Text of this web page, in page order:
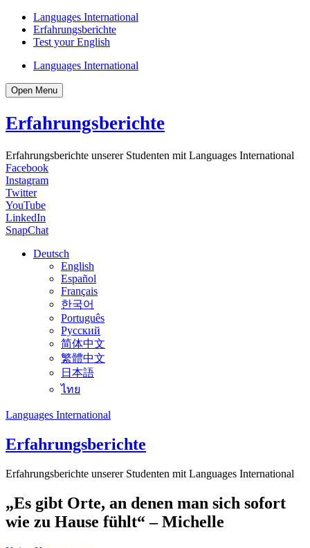
Languages International
Erfahrungsberichte
Test your English
Languages International
Open Menu
Erfahrungsberichte
Erfahrungsberichte unserer Studenten mit Languages International
Facebook
Instagram
Twitter
YouTube
LinkedIn
SnapChat
Deutsch
English
Español
Français
한국어
Português
Русский
简体中文
繁體中文
日本語
ไทย
Languages International
Erfahrungsberichte
Erfahrungsberichte unserer Studenten mit Languages International
„Es gibt Orte, an denen man sich sofort
wie zu Hause fühlt“ – Michelle